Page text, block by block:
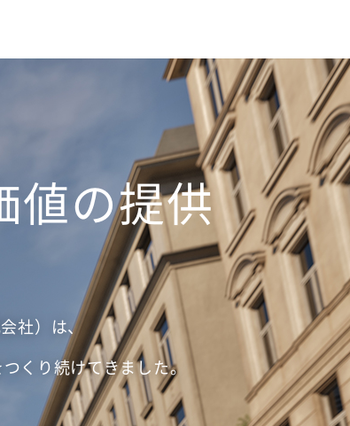
値の提供
社）は、
くり続けてきました。